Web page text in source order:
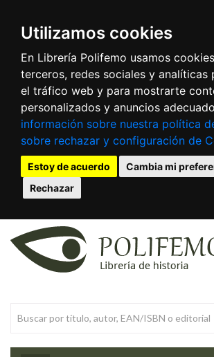
Utilizamos cookies
En Librería Polifemo usamos
terceros, redes sociales y analíticas
el tráfico web y para mostrarte
personalizados y anuncios
información sobre nuestra política
sobre rechazar y configuración de
Estoy de acuerdo
Cambia mi
Rechazar